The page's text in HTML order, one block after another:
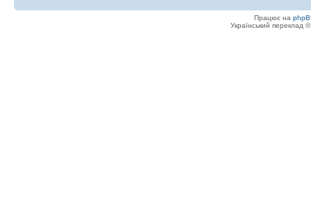
Працює на
Український переклад